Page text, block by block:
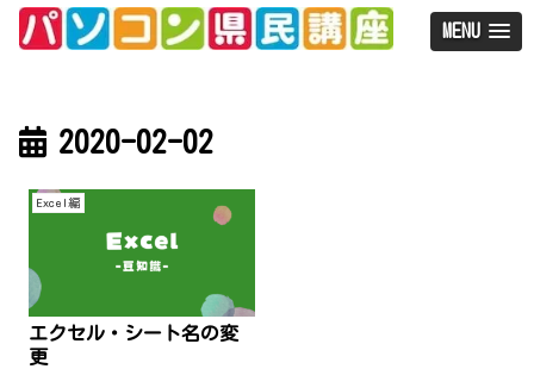
MENU
2020-02-02
Excel編
エクセル・シート名の変
更